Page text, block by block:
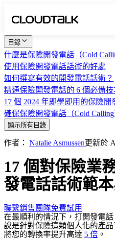
目錄
什麼是保險開發電話（Cold
使用保險開發電話話術的好處
如何撰寫有效的開發電話話術？
精通保險開發電話的 6 個必備技
17 個 2024 年即學即用的保險
確保保險開發電話（Cold
顯示所有目錄
作者： Natalie Asmussen更新於
17 個對保險業
發電話話術範
聯繫銷售團隊免費試用
在最順利的情況下，打開發電
說是針對保險這類個人化的產
將您的轉換率提升高達 5 倍 。